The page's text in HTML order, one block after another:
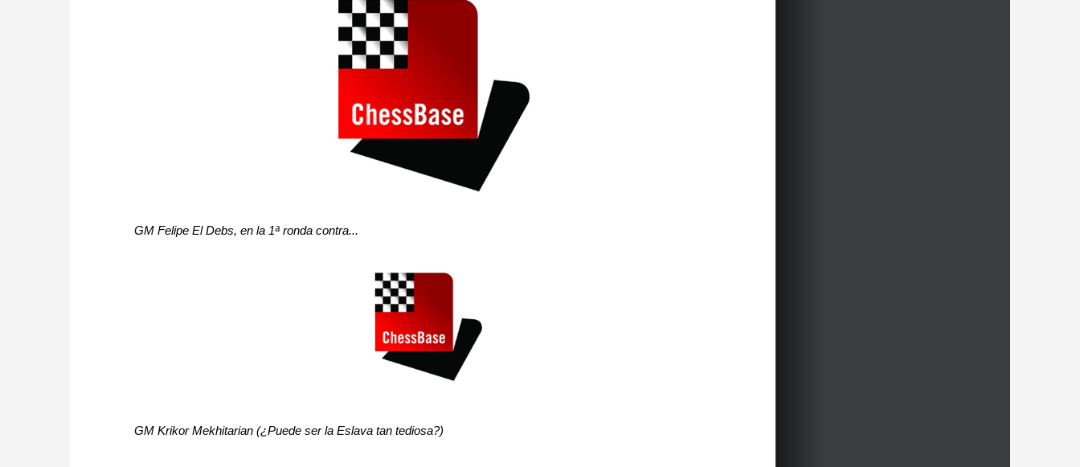
GM Felipe El Debs, en la 1ª ronda contra...
GM Krikor Mekhitarian (¿Puede ser la Eslava tan tediosa?)